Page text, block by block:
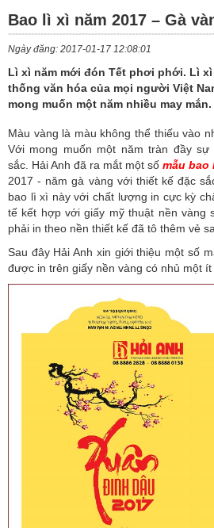
SẢN
PHẨM
DỊCH
KHUYẾN
MÃI
TIN
THƯ
DỤNG
Bao lì xì năm 2017 – Gà
Ngày đăng: 2017-01-17 12:08:01
Lì xì năm mới đón Tết phơi phới. Lì
thống văn hóa của mọi người Việt
mong muốn một năm nhiều may mắn.
Màu vàng là màu không thể thiếu vào
Với mong muốn một năm tràn đầy
sắc. Hải Anh đã ra mắt một số mẫu bao
2017 - năm gà vàng với thiết kế đặc
bao lì xì này với chất lượng in cực kỳ
tế kết hợp với giấy mỹ thuật nền vàng
phải in theo nền thiết kế đã tô thêm vẻ
Sau đây Hải Anh xin giới thiệu một số
được in trên giấy nền vàng có nhủ một ít